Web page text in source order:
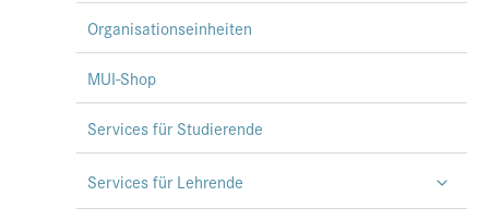
Organisationseinheiten
MUI-Shop
Services für Studierende
Services für Lehrende